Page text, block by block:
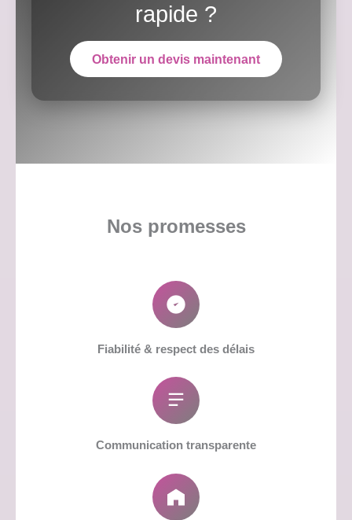
rapide ?
Obtenir un devis maintenant
Nos promesses
Fiabilité & respect des délais
Communication transparente